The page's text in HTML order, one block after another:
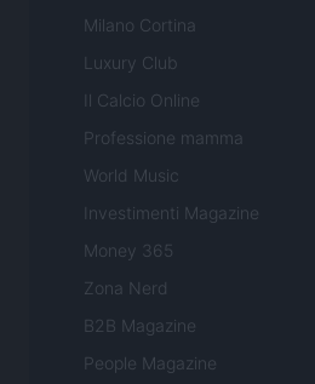
Milano Cortina
Luxury Club
Il Calcio Online
Professione mamma
World Music
Investimenti Magazine
Money 365
Zona Nerd
B2B Magazine
People Magazine